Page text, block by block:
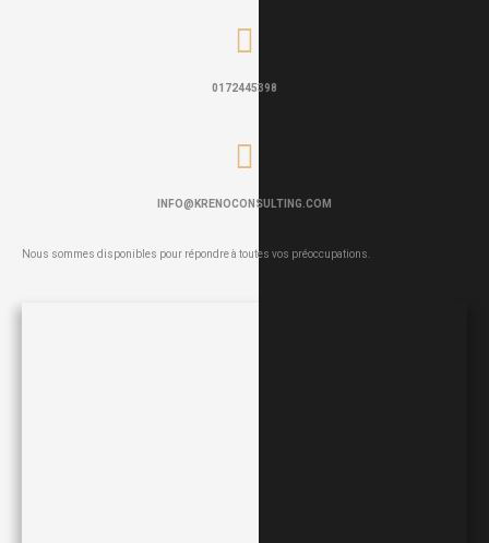
0172445398
INFO@KRENOCONSULTING.COM
Nous sommes disponibles pour répondre à toutes vos préoccupations.